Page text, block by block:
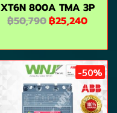
XT6N 800A TMA 3P
฿50,790฿25,240
-50%